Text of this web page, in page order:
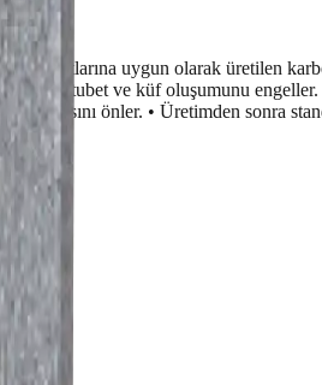
uygun olarak üretilen
rutubet ve küf oluşumunu
oluşmasını önler. • Üretimden sonra